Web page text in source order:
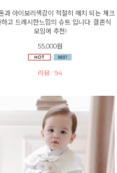
과 아이보리색감이 적절히 매치 되는 체크
고 드레시한느낌의 슈트 입니다. 결혼식
모임에 추천!
55,000원
리뷰 : 94